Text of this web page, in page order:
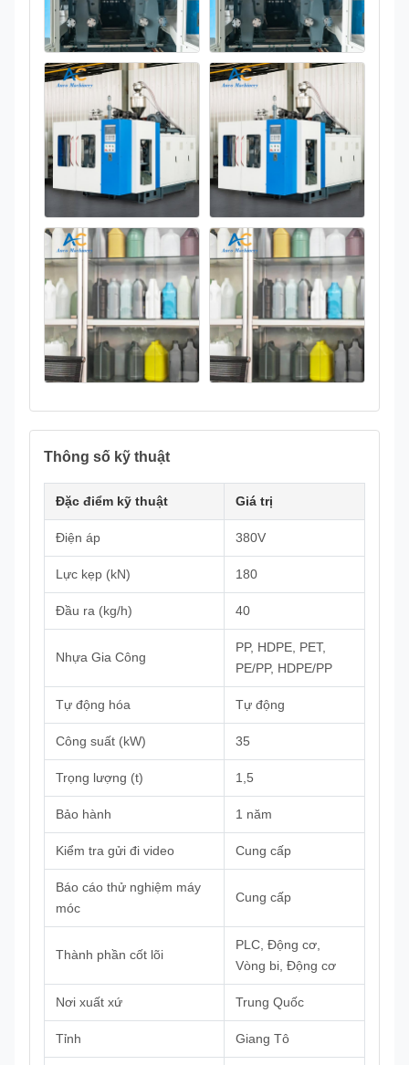
Thông số kỹ thuật
Đặc điểm kỹ thuật Giá trị
Điện áp 380V
Lực kẹp (kN) 180
Đầu ra (kg/h) 40
Nhựa Gia Công
PP, HDPE, PET,
PE/PP, HDPE/PP
Tự động hóa Tự động
Công suất (kW) 35
Trọng lượng (t) 1,5
Bảo hành 1 năm
Kiểm tra gửi đi video Cung cấp
Báo cáo thử nghiệm máy
móc
Cung cấp
Thành phần cốt lõi
PLC, Động cơ,
Vòng bi, Động cơ
Nơi xuất xứ Trung Quốc
Tỉnh Giang Tô